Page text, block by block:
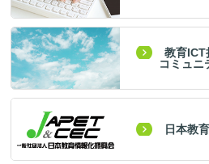
教育ICT
コミュニ
日本教